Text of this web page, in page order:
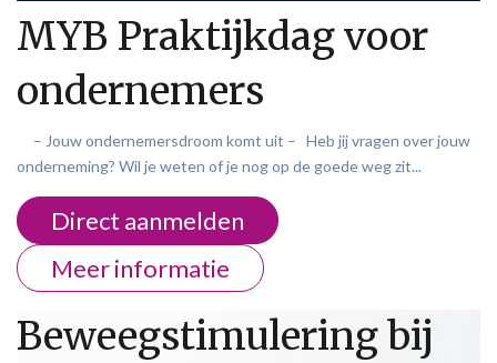
MYB Praktijkdag voor
ondernemers
– Jouw ondernemersdroom komt uit – Heb jij vragen over jouw
onderneming? Wil je weten of je nog op de goede weg zit...
Direct aanmelden
Meer informatie
Beweegstimulering bij